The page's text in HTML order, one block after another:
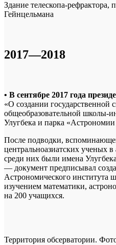
Здание телескопа-рефрактора,
Гейнцельмана
2017—2018
• В сентябре 2017 года
«О создании государственной
общеобразовательной школы-
Улугбека и парка
После подводки,
центральноазиатских ученых
среди них были имена
— документ предписывал
Астрономического института
изучением математики,
на 200 учащихся.
Территория обсерватории.